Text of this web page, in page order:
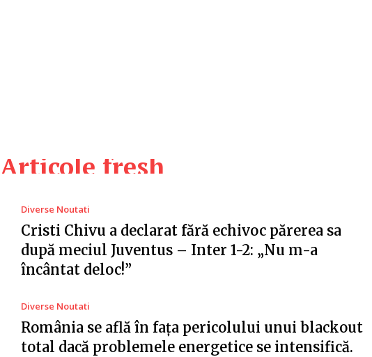
Articole fresh
Diverse Noutati
Cristi Chivu a declarat fără echivoc părerea sa
după meciul Juventus – Inter 1-2: „Nu m-a
încântat deloc!”
Diverse Noutati
România se află în fața pericolului unui blackout
total dacă problemele energetice se intensifică.